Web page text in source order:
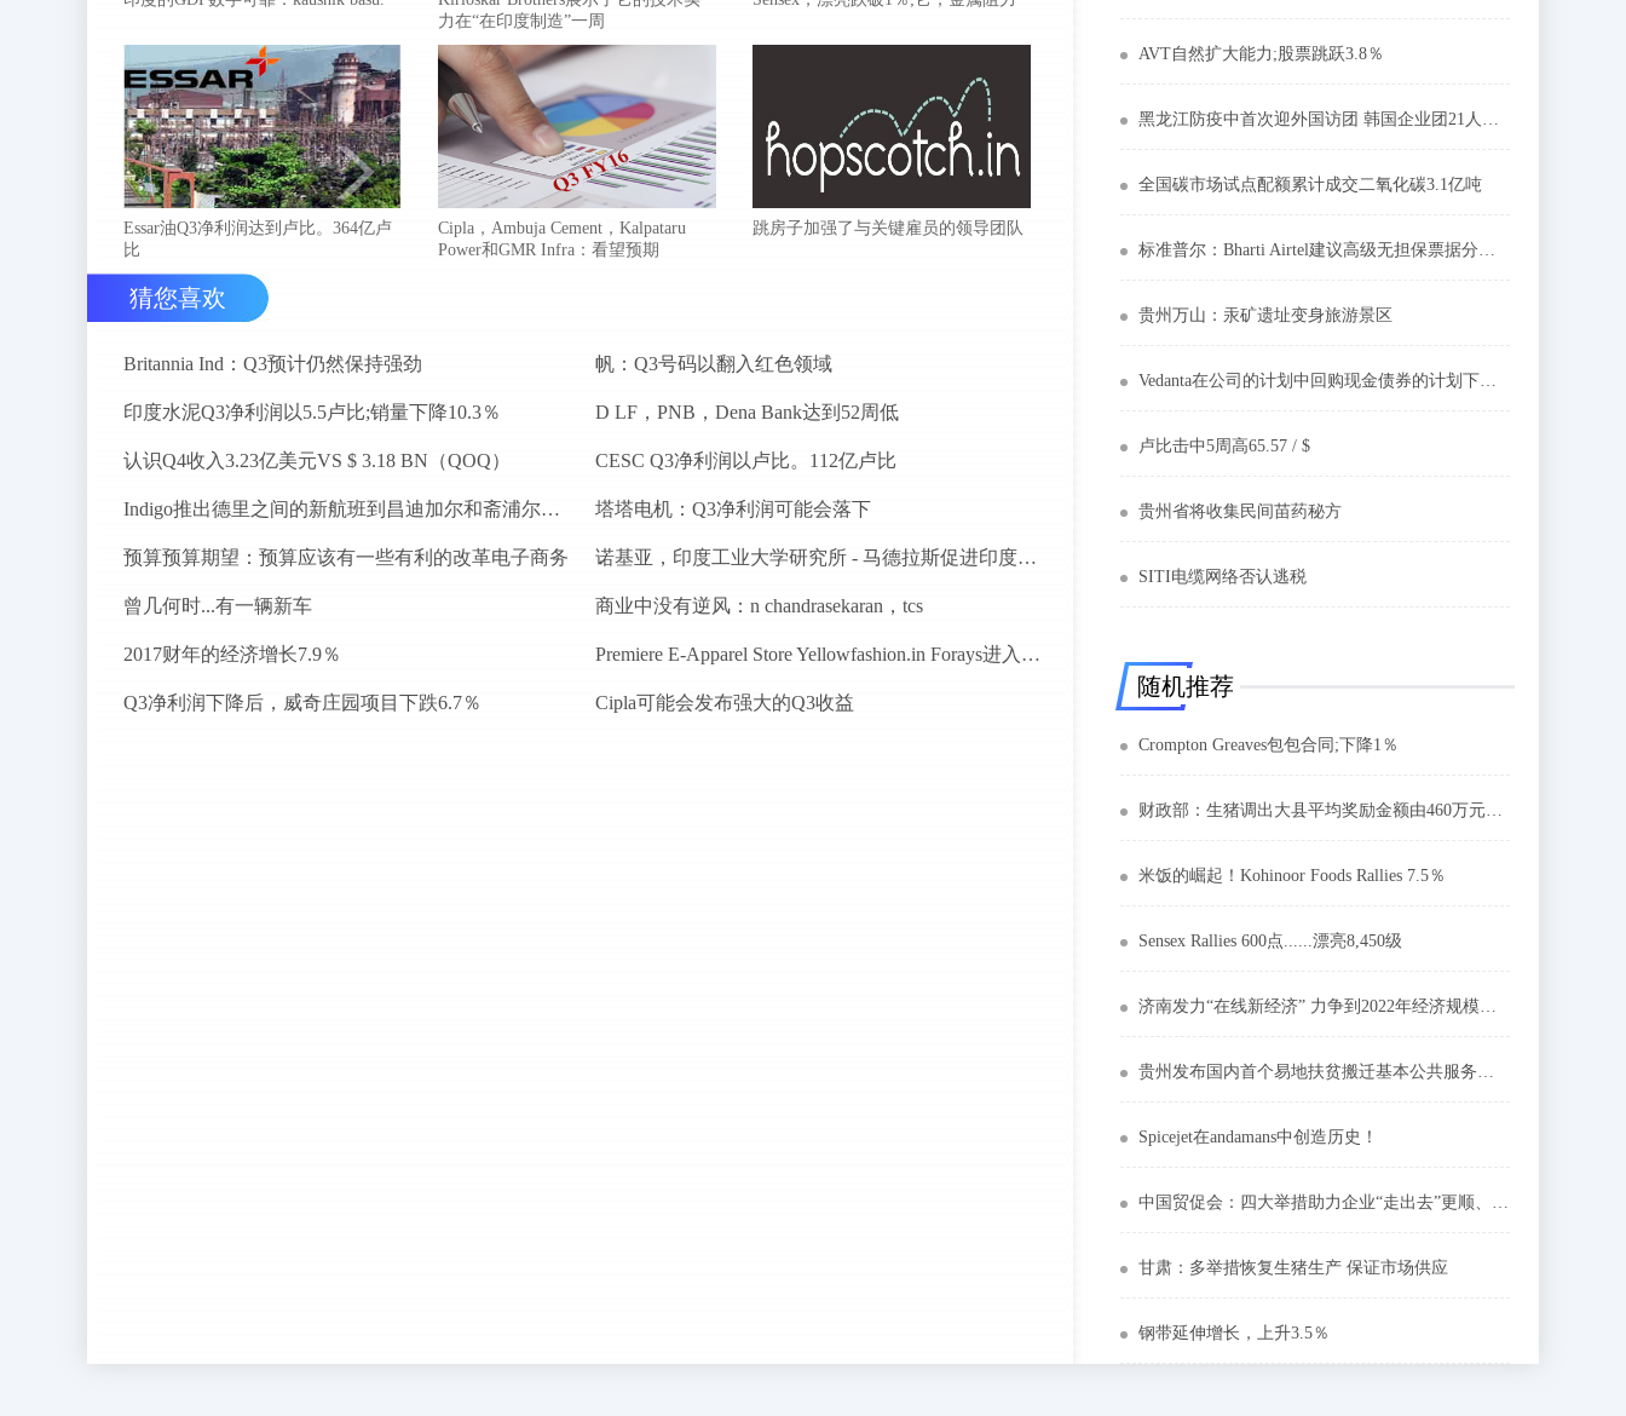
力在“在印度制造”一周
Essar油Q3净利润达到卢比。364亿卢
比
Cipla，Ambuja Cement，Kalpataru
Power和GMR Infra：看望预期
跳房子加强了与关键雇员的领导团队
猜您喜欢
Britannia Ind：Q3预计仍然保持强劲 帆：Q3号码以翻入红色领域
印度水泥Q3净利润以5.5卢比;销量下降10.3％ D LF，PNB，Dena Bank达到52周低
认识Q4收入3.23亿美元VS $ 3.18 BN（QOQ） CESC Q3净利润以卢比。112亿卢比
Indigo推出德里之间的新航班到昌迪加尔和斋浦尔到浦那路线 塔塔电机：Q3净利润可能会落下
预算预算期望：预算应该有一些有利的改革电子商务 诺基亚，印度工业大学研究所 - 马德拉斯促进印度农村的宽带连接
曾几何时...有一辆新车 商业中没有逆风：n chandrasekaran，tcs
2017财年的经济增长7.9％ Premiere E-Apparel Store Yellowfashion.in Forays进入Srilanka
Q3净利润下降后，威奇庄园项目下跌6.7％ Cipla可能会发布强大的Q3收益
AVT自然扩大能力;股票跳跃3.8％
黑龙江防疫中首次迎外国访团 韩国企业团21人到访
全国碳市场试点配额累计成交二氧化碳3.1亿吨
标准普尔：Bharti Airtel建议高级无担保票据分配了“BBB-”评级
贵州万山：汞矿遗址变身旅游景区
Vedanta在公司的计划中回购现金债券的计划下降了2％
卢比击中5周高65.57 / $
贵州省将收集民间苗药秘方
SITI电缆网络否认逃税
随机推荐
Crompton Greaves包包合同;下降1％
财政部：生猪调出大县平均奖励金额由460万元提高到600万元
米饭的崛起！Kohinoor Foods Rallies 7.5％
Sensex Rallies 600点......漂亮8,450级
济南发力“在线新经济” 力争到2022年经济规模达3000亿元
贵州发布国内首个易地扶贫搬迁基本公共服务标准
Spicejet在andamans中创造历史！
中国贸促会：四大举措助力企业“走出去”更顺、更稳
甘肃：多举措恢复生猪生产 保证市场供应
钢带延伸增长，上升3.5％